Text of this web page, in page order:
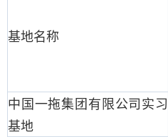
基地名称
中国一拖集团有限公司实习
基地